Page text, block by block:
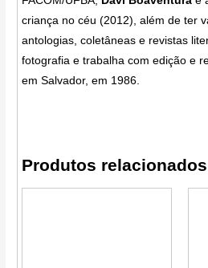
criança no céu (2012), além de ter
antologias, coletâneas e revistas
fotografia e trabalha com edição e
em Salvador, em 1986.
Produtos relacionados